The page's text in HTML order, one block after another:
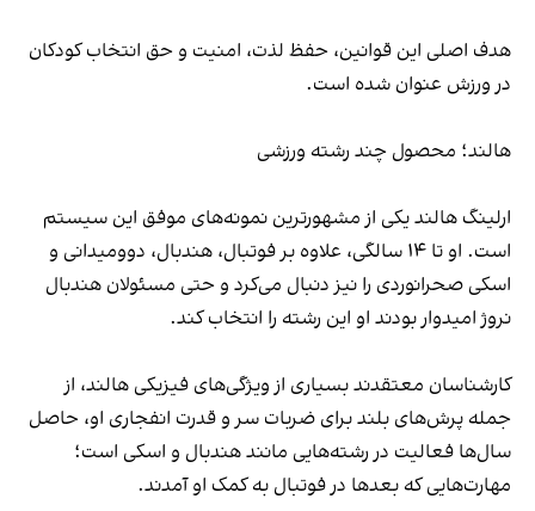
هدف اصلی این قوانین، حفظ لذت، امنیت و حق انتخاب کودکان
در ورزش عنوان شده است.
هالند؛ محصول چند رشته ورزشی
ارلینگ هالند یکی از مشهورترین نمونه‌های موفق این سیستم
است. او تا ۱۴ سالگی، علاوه بر فوتبال، هندبال، دوومیدانی و
اسکی صحرانوردی را نیز دنبال می‌کرد و حتی مسئولان هندبال
نروژ امیدوار بودند او این رشته را انتخاب کند.
کارشناسان معتقدند بسیاری از ویژگی‌های فیزیکی هالند، از
جمله پرش‌های بلند برای ضربات سر و قدرت انفجاری او، حاصل
سال‌ها فعالیت در رشته‌هایی مانند هندبال و اسکی است؛
مهارت‌هایی که بعدها در فوتبال به کمک او آمدند.